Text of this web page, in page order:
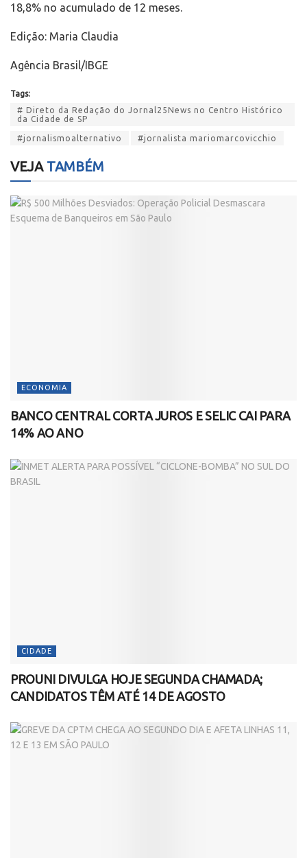
18,8% no acumulado de 12 meses.
Edição: Maria Claudia
Agência Brasil/IBGE
Tags:
# Direto da Redação do Jornal25News no Centro Histórico
da Cidade de SP
#jornalismoalternativo #jornalista mariomarcovicchio
VEJATAMBÉM
ECONOMIA
BANCO CENTRAL CORTA JUROS E SELIC CAI PARA
14% AO ANO
CIDADE
PROUNI DIVULGA HOJE SEGUNDA CHAMADA;
CANDIDATOS TÊM ATÉ 14 DE AGOSTO